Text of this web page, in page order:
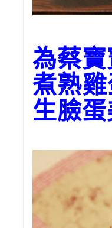
為蔡
煮熟
生臉蛋